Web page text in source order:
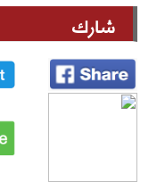
شارك